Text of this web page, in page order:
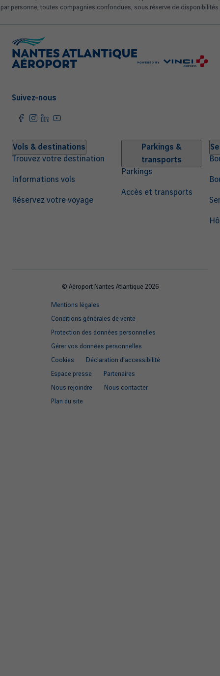
par personne, toutes compagnies confondues, sous réserve de disponibilités.
Suivez-nous
Navigation
principale
Vols & destinations
Trouvez votre destination
Informations vols
Réservez votre voyage
Parkings &
transports
Parkings
Accès et transports
© Aéroport Nantes Atlantique 2026
Mentions légales
Conditions générales de vente
Protection des données personnelles
Gérer vos données personnelles
Cookies
Déclaration d'accessibilité
Espace presse
Partenaires
Nous rejoindre
Nous contacter
Plan du site